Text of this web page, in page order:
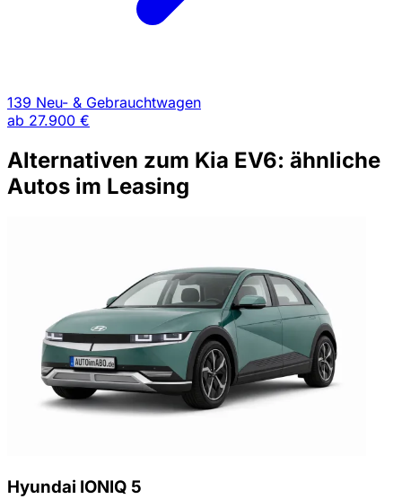
139 Neu- & Gebrauchtwagen
ab 27.900 €
Alternativen zum Kia EV6: ähnliche
Autos im Leasing
Hyundai IONIQ 5